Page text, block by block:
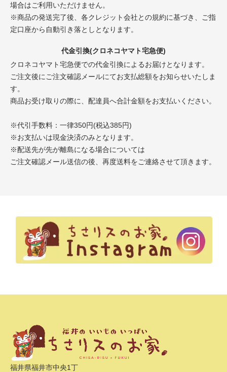
場合はご利用いただけません。
※商品の発送完了後、各クレジット会社との規約に基づき、ご指
定口座から自動引き落としとなります。
代金引換(クロネコヤマト宅急便)
クロネコヤマト宅急便での代金引換によるお届けとなります。
ご注文後にご注文確認メールにてお支払総額をお知らせいたしま
す。
商品お受け取りの際に、配達員へ合計金額をお支払いください。
※代引手数料：一律350円(税込385円)
※お支払いは現金決済のみとなります。
※配送先が先が離島になる場合については
ご注文確認メール送信の後、再度送料をご連絡させて頂きます。
福井県福井市中央1丁